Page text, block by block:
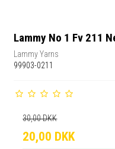
Lammy No 1 Fv 211
Lammy Yarns
99903-0211
30,00 DKK
20,00 DKK